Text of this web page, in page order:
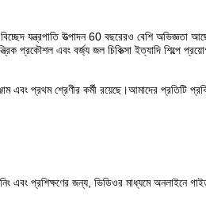
যন্ত্রপাতি উত্পাদন 60 বছরেরও বেশি অভিজ্ঞতা
প্রকৌশল এবং বর্জ্য জল চিকিত্সা ইত্যাদি শিল্পে
প্রথম শ্রেণীর কর্মী রয়েছে।আমাদের প্রতিটি
এবং প্রশিক্ষণের জন্য, ভিডিওর মাধ্যমে অনলাইনে